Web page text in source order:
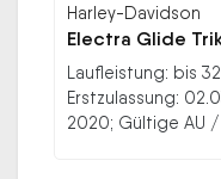
Harley-Davidson
Electra Glide
Laufleistung: bis
Erstzulassung:
2020; Gültige AU